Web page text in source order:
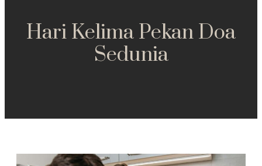
Hari Kelima Pekan Doa
Sedunia